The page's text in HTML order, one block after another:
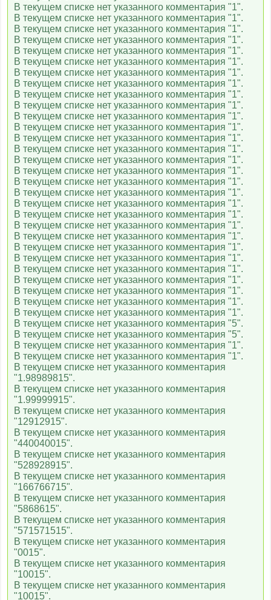
В текущем списке нет указанного комментария "1".
В текущем списке нет указанного комментария "1".
В текущем списке нет указанного комментария "1".
В текущем списке нет указанного комментария "1".
В текущем списке нет указанного комментария "1".
В текущем списке нет указанного комментария "1".
В текущем списке нет указанного комментария "1".
В текущем списке нет указанного комментария "1".
В текущем списке нет указанного комментария "1".
В текущем списке нет указанного комментария "1".
В текущем списке нет указанного комментария "1".
В текущем списке нет указанного комментария "1".
В текущем списке нет указанного комментария "1".
В текущем списке нет указанного комментария "1".
В текущем списке нет указанного комментария "1".
В текущем списке нет указанного комментария "1".
В текущем списке нет указанного комментария "1".
В текущем списке нет указанного комментария "1".
В текущем списке нет указанного комментария "1".
В текущем списке нет указанного комментария "1".
В текущем списке нет указанного комментария "1".
В текущем списке нет указанного комментария "1".
В текущем списке нет указанного комментария "1".
В текущем списке нет указанного комментария "1".
В текущем списке нет указанного комментария "1".
В текущем списке нет указанного комментария "1".
В текущем списке нет указанного комментария "1".
В текущем списке нет указанного комментария "1".
В текущем списке нет указанного комментария "1".
В текущем списке нет указанного комментария "5".
В текущем списке нет указанного комментария "5".
В текущем списке нет указанного комментария "1".
В текущем списке нет указанного комментария "1".
В текущем списке нет указанного комментария
"1.98989815".
В текущем списке нет указанного комментария
"1.99999915".
В текущем списке нет указанного комментария
"12912915".
В текущем списке нет указанного комментария
"440040015".
В текущем списке нет указанного комментария
"528928915".
В текущем списке нет указанного комментария
"166766715".
В текущем списке нет указанного комментария
"5868615".
В текущем списке нет указанного комментария
"571571515".
В текущем списке нет указанного комментария
"0015".
В текущем списке нет указанного комментария
"10015".
В текущем списке нет указанного комментария
"10015".